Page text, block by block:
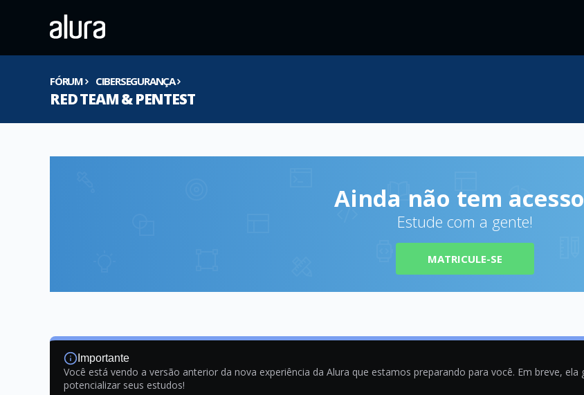
FÓRUM CIBERSEGURANÇA
RED TEAM & PENTEST
Ainda não tem
Estude com a gente!
MATRICULE-SE
Importante
Você está vendo a versão anterior da nova experiência da Alura que estamos preparando para você. Em breve,
potencializar seus estudos!